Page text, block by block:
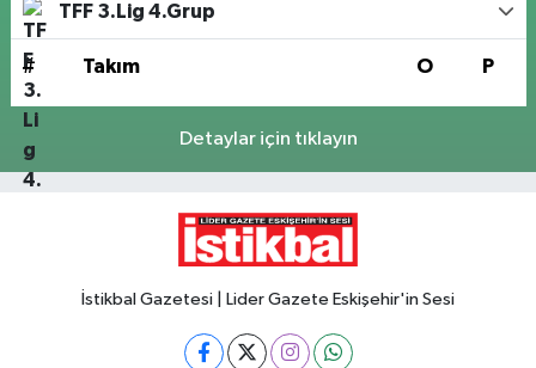
TFF 3.Lig 4.Grup
# Takım O P
Detaylar için tıklayın
İstikbal Gazetesi | Lider Gazete Eskişehir'in Sesi